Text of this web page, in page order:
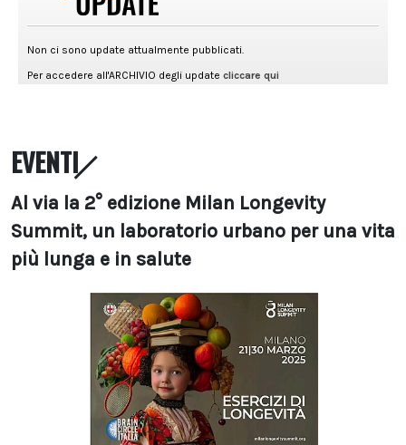
EVENTI
Al via la 2° edizione Milan Longevity
Summit, un laboratorio urbano per una vita
più lunga e in salute